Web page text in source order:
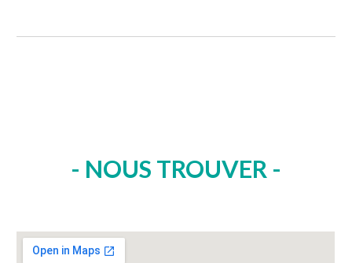
- NOUS TROUVER -